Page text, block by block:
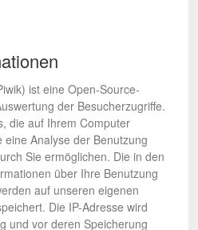
ist eine Open-Source-
der Besucherzugriffe.
die auf Ihrem Computer
Analyse der Benutzung
Sie ermöglichen. Die in den
über Ihre Benutzung
auf unseren eigenen
Die IP-Adresse wird
und vor deren Speicherung